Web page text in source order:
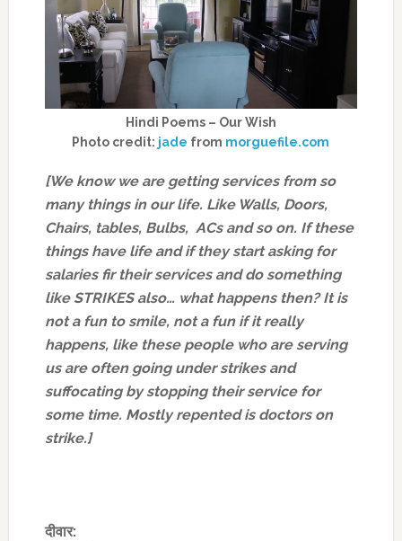
Hindi Poems – Our Wish
Photo credit: jade from morguefile.com
[We know we are getting services from so
many things in our life. Like Walls, Doors,
Chairs, tables, Bulbs, ACs and so on. If these
things have life and if they start asking for
salaries fir their services and do something
like STRIKES also… what happens then? It is
not a fun to smile, not a fun if it really
happens, like these people who are serving
us are often going under strikes and
suffocating by stopping their service for
some time. Mostly repented is doctors on
strike.]
दीवार: